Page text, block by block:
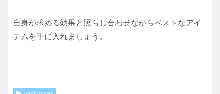
自身が求める効果と照らし合わせながらベストなアイ
テムを手に入れましょう。